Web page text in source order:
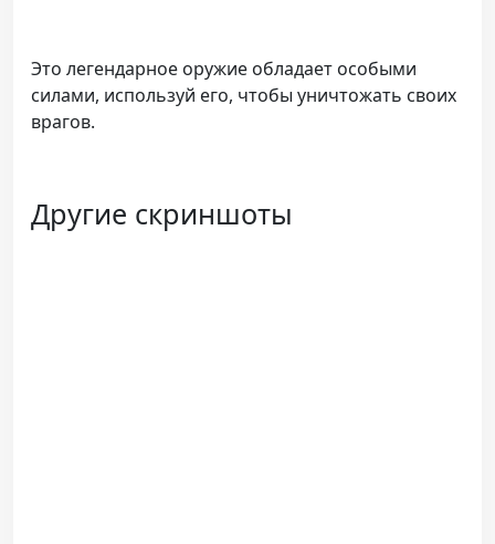
Это легендарное оружие обладает особыми
силами, используй его, чтобы уничтожать своих
врагов.
Другие скриншоты